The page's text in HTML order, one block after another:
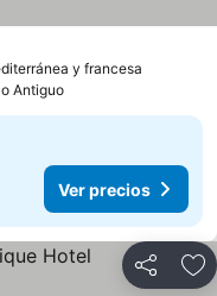
y francesa
Antiguo
Ver precios
Compartir